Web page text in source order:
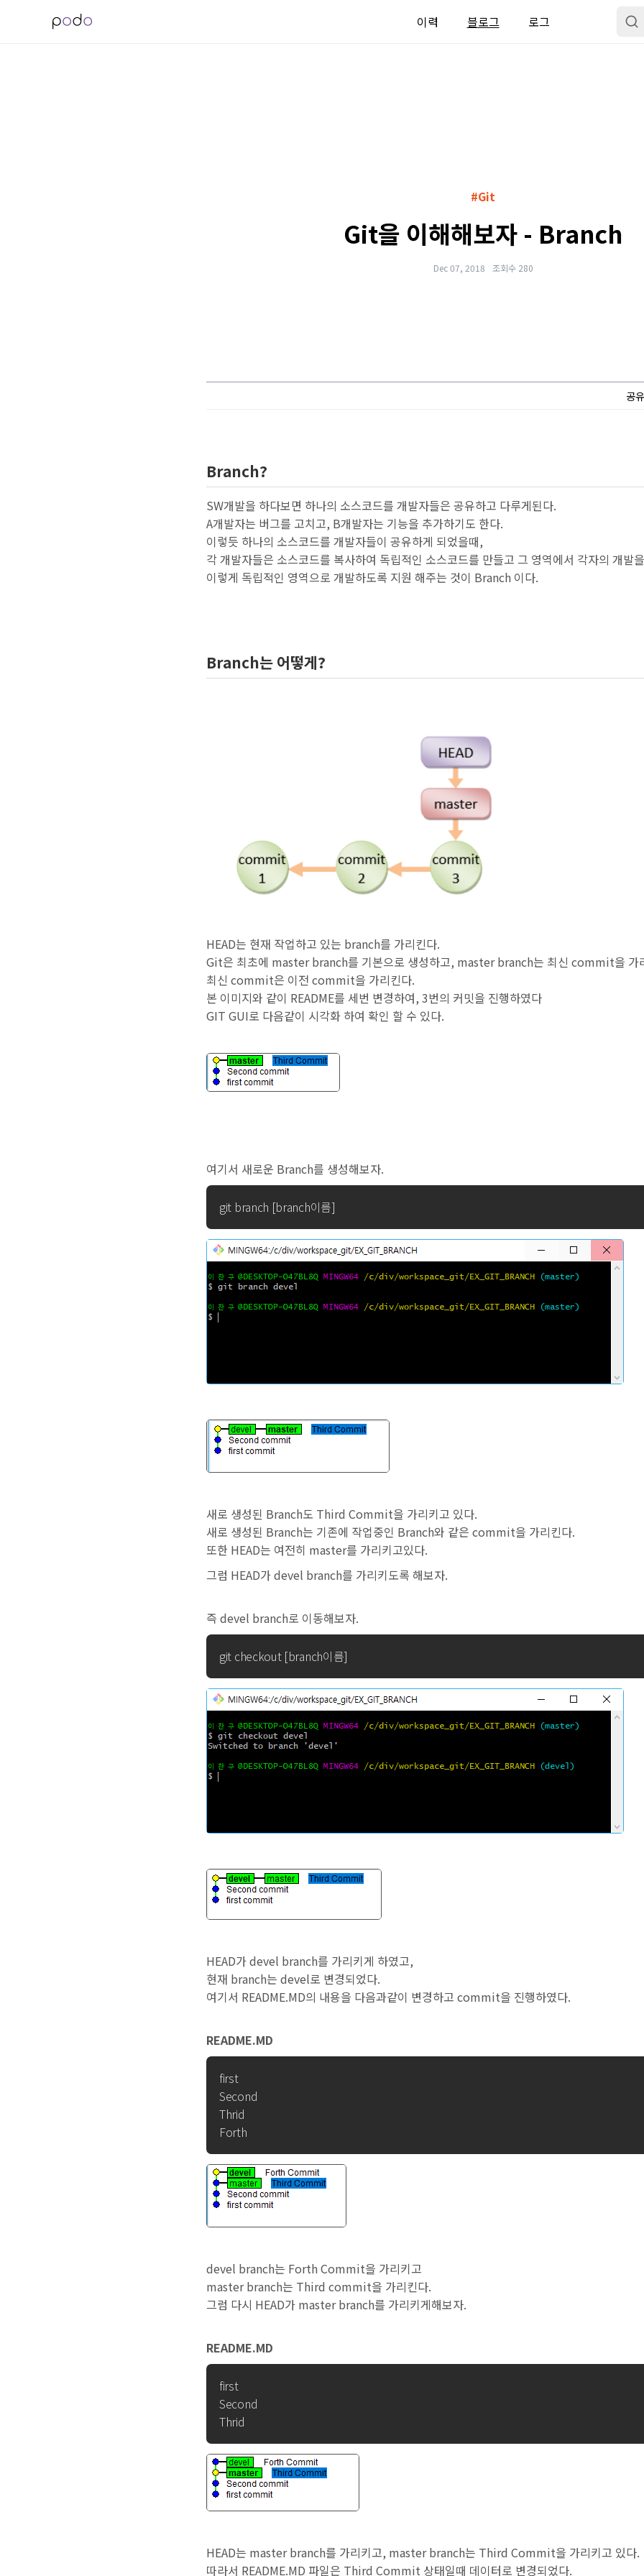
이력 블로그 로그
#Git
Git을 이해해보자 - Branch
Dec 07, 2018 조회수 280
공
Branch?
SW개발을 하다보면 하나의 소스코드를 개발자들은 공유하고 다루게된다.
A개발자는 버그를 고치고, B개발자는 기능을 추가하기도 한다.
이렇듯 하나의 소스코드를 개발자들이 공유하게 되었을때,
각 개발자들은 소스코드를 복사하여 독립적인 소스코드를 만들고 그 영역에서 각자의 개발
이렇게 독립적인 영역으로 개발하도록 지원 해주는 것이 Branch 이다.
Branch는 어떻게?
HEAD는 현재 작업하고 있는 branch를 가리킨다.
Git은 최초에 master branch를 기본으로 생성하고, master branch는 최신 commit을 가
최신 commit은 이전 commit을 가리킨다.
본 이미지와 같이 README를 세번 변경하여, 3번의 커밋을 진행하였다
GIT GUI로 다음같이 시각화 하여 확인 할 수 있다.
여기서 새로운 Branch를 생성해보자.
새로 생성된 Branch도 Third Commit을 가리키고 있다.
새로 생성된 Branch는 기존에 작업중인 Branch와 같은 commit을 가리킨다.
또한 HEAD는 여전히 master를 가리키고있다.
그럼 HEAD가 devel branch를 가리키도록 해보자.
즉 devel branch로 이동해보자.
HEAD가 devel branch를 가리키게 하였고,
현재 branch는 devel로 변경되었다.
여기서 README.MD의 내용을 다음과같이 변경하고 commit을 진행하였다.
README.MD
first
Second
Thrid
devel branch는 Forth Commit을 가리키고
master branch는 Third commit을 가리킨다.
그럼 다시 HEAD가 master branch를 가리키게해보자.
README.MD
first
Second
HEAD는 master branch를 가리키고, master branch는 Third Commit을 가리키고 있다.
따라서 README.MD 파일은 Third Commit 상태일때 데이터로 변경되었다.